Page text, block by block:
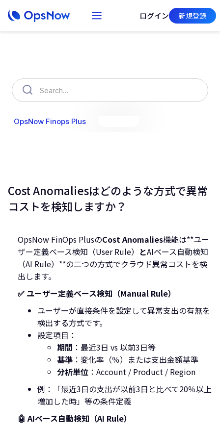
ログイン 新規登録
OpsNow Finops Plus
Cost Anomaliesはどのような方式で異常
コストを検知しますか？
OpsNow FinOps PlusのCost Anomalies機能は**ユー
ザー定義ベース検知（User Rule） とAIベース自動検知
（AI Rule）**の二つの方式でクラウド異常コストを検
出します。
✅ ユーザー定義ベース検知（Manual Rule）
ユーザーが直接条件を設定して異常支出の有無を
検出する方式です。
設定項目：
期間 ：最近3日 vs 以前3日等
基準 ：変化率（％）または支出金額基準
分析単位 ：Account / Product / Region
例：「最近3日の支出が以前3日と比べて20％以上
増加した時」等の条件定義
🤖 AIベース自動検知（AI Rule）